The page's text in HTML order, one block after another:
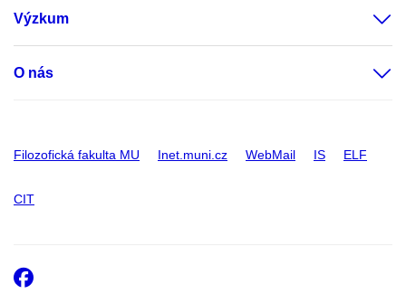
Výzkum
O nás
Filozofická fakulta MU Inet.muni.cz WebMail IS ELF
CIT
Facebook